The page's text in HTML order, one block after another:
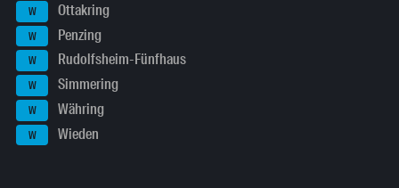
W Ottakring
W Penzing
W Rudolfsheim-Fünfhaus
W Simmering
W Währing
W Wieden